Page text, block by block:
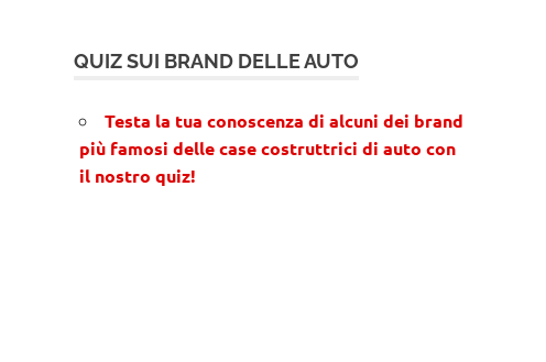
QUIZ SUI BRAND DELLE AUTO
Testa la tua conoscenza di alcuni dei brand
più famosi delle case costruttrici di auto con
il nostro quiz!